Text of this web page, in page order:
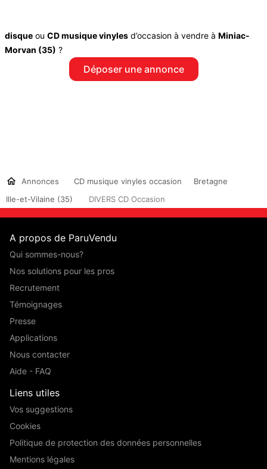
disque ou CD musique vinyles d’occasion à vendre à Miniac-
Morvan (35) ?
Déposer une annonce
Annonces CD musique vinyles occasion
Bretagne
Ille-et-Vilaine (35)
DIVERS CD Occasion
A propos de ParuVendu
Qui sommes-nous?
Nos solutions pour les pros
Recrutement
Témoignages
Presse
Applications
Nous contacter
Aide - FAQ
Liens utiles
Vos suggestions
Cookies
Politique de protection des données personnelles
Mentions légales